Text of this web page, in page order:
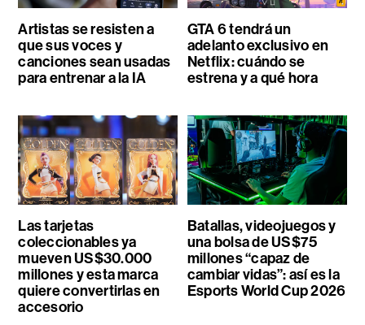
Artistas se resisten a
que sus voces y
canciones sean usadas
para entrenar a la IA
GTA 6 tendrá un
adelanto exclusivo en
Netflix: cuándo se
estrena y a qué hora
Las tarjetas
coleccionables ya
mueven US$30.000
millones y esta marca
quiere convertirlas en
accesorio
Batallas, videojuegos y
una bolsa de US$75
millones “capaz de
cambiar vidas”: así es la
Esports World Cup 2026